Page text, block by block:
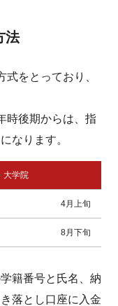
法
をとっており、
時後期からは、指
なります。
大学院
4月上旬
8月下旬
籍番号と氏名、納
落とし口座に入金